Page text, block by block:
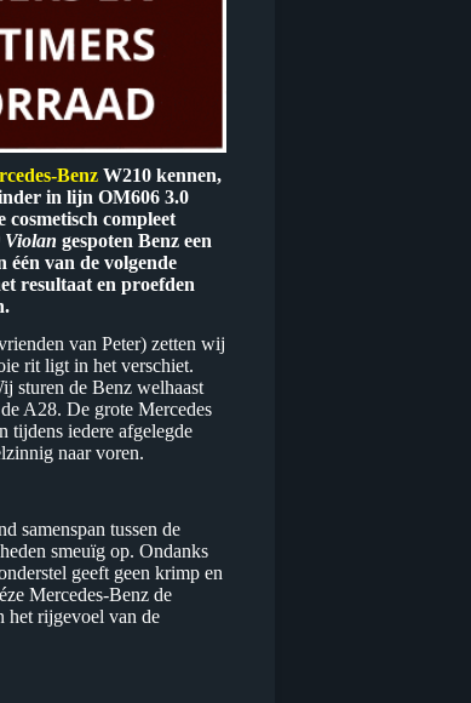
Benz W210 kennen,
in lijn OM606 3.0
compleet
Violan gespoten Benz een
van de volgende
resultaat en proefden
van Peter) zetten wij
rit ligt in het verschiet.
sturen de Benz welhaast
A28. De grote Mercedes
tijdens iedere afgelegde
naar voren.
samenspan tussen de
smeuïg op. Ondanks
geeft geen krimp en
Mercedes-Benz de
het rijgevoel van de